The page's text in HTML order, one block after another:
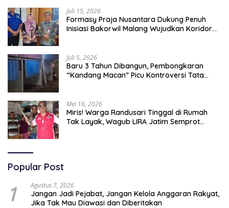
Juli 15, 2026
Formasy Praja Nusantara Dukung Penuh
Inisiasi Bakorwil Malang Wujudkan Koridor
Juli 5, 2026
Baru 3 Tahun Dibangun, Pembongkaran
“Kandang Macan” Picu Kontroversi Tata
Mei 16, 2026
Miris! Warga Randusari Tinggal di Rumah
Tak Layak, Wagub LIRA Jatim Semprot
Popular Post
1 Agustus 7, 2026
Jangan Jadi Pejabat, Jangan Kelola Anggaran Rakyat,
Jika Tak Mau Diawasi dan Diberitakan